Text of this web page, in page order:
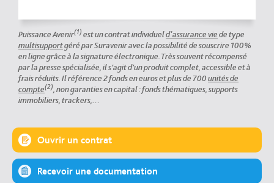
Puissance Avenir(1) est un contrat individueld'assurance viede type
multisupportgéré par Suravenir avec la possibilité de souscrire 100%
en ligne grâce à la signature électronique. Très souvent récompensé
par la presse spécialisée, il s’agit d’un produit complet, accessible et à
frais réduits. Il référence 2 fonds en euros et plus de 700unités de
compte(2), non garanties en capital : fonds thématiques, supports
immobiliers, trackers,…
Ouvrir un contrat
Recevoir une documentation